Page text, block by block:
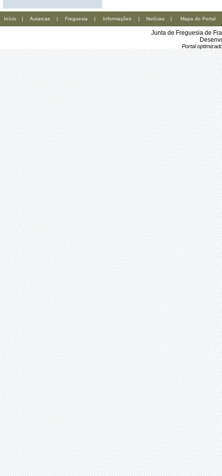
Início | Autarcas | Freguesia | Informações | Notícias | Mapa do Portal
Junta de Freguesia de
Portal